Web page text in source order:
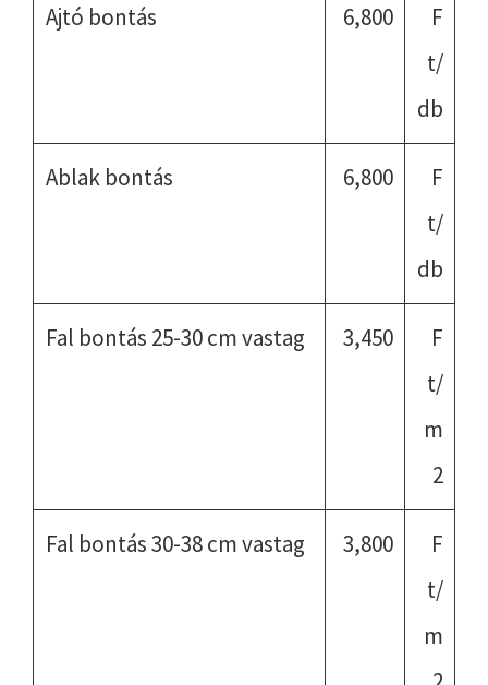
Ajtó bontás 6,800
F
t/
db
Ablak bontás 6,800
F
t/
db
Fal bontás 25-30 cm vastag 3,450
F
t/
m
2
Fal bontás 30-38 cm vastag 3,800
F
t/
m